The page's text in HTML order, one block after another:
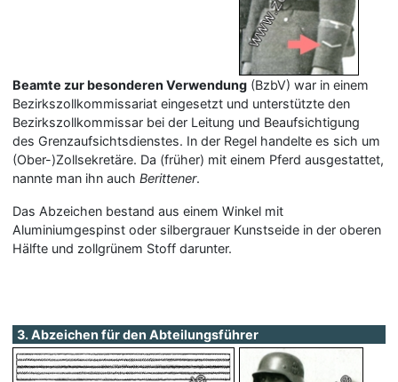
Beamte zur besonderen Verwendung (BzbV) war in einem
Bezirkszollkommissariat eingesetzt und unterstützte den
Bezirkszollkommissar bei der Leitung und Beaufsichtigung
des Grenzaufsichtsdienstes. In der Regel handelte es sich um
(Ober-)Zollsekretäre. Da (früher) mit einem Pferd ausgestattet,
nannte man ihn auchBerittener.
Das Abzeichen bestand aus einem Winkel mit
Aluminiumgespinst oder silbergrauer Kunstseide in der oberen
Hälfte und zollgrünem Stoff darunter.
3. Abzeichen für den Abteilungsführer